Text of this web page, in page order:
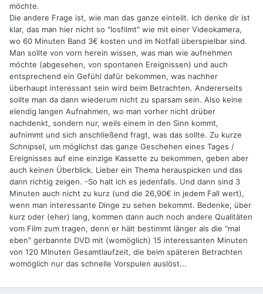
möchte.
Die andere Frage ist, wie man das ganze einteilt. Ich denke dir ist
klar, das man hier nicht so "losfilmt" wie mit einer Videokamera,
wo 60 Minuten Band 3€ kosten und im Notfall überspielbar sind.
Man sollte von vorn herein wissen, was man wie aufnehmen
möchte (abgesehen, von spontanen Ereignissen) und auch
entsprechend ein Gefühl dafür bekommen, was nachher
überhaupt interessant sein wird beim Betrachten. Andererseits
sollte man da dann wiederum nicht zu sparsam sein. Also keine
elendig langen Aufnahmen, wo man vorher nicht drüber
nachdenkt, sondern nur, weils einem in den Sinn kommt,
aufnimmt und sich anschließend fragt, was das sollte. Zu kurze
Schnipsel, um möglichst das ganze Geschehen eines Tages /
Ereignisses auf eine einzige Kassette zu bekommen, geben aber
auch keinen Überblick. Lieber ein Thema herauspicken und das
dann richtig zeigen. -So halt ich es jedenfalls. Und dann sind 3
Minuten auch nicht zu kurz (und die 26,90€ in jedem Fall wert),
wenn man interessante Dinge zu sehen bekommt. Bedenke, über
kurz oder (eher) lang, kommen dann auch noch andere Qualitäten
vom Film zum tragen, denn er hält bestimmt länger als die "mal
eben" gerbannte DVD mit (womöglich) 15 interessanten Minuten
von 120 MInuten Gesamtlaufzeit, die beim späteren Betrachten
womöglich nur das schnelle Vorspulen auslöst...